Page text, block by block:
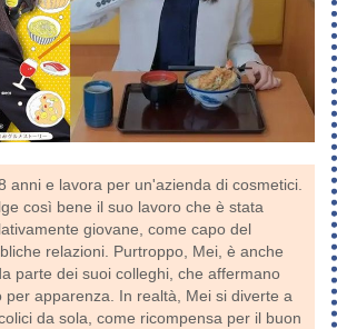
anni e lavora per un'azienda di cosmetici.
così bene il suo lavoro che è stata
giovane, come capo del
relazioni. Purtroppo, Mei, è anche
parte dei suoi colleghi, che affermano
per apparenza. In realtà, Mei si diverte a
da sola, come ricompensa per il buon